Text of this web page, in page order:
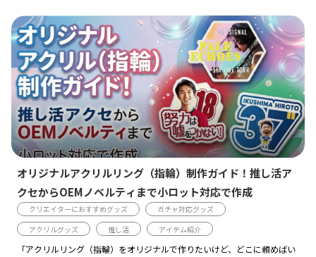
オリジナルアクリルリング（指輪）制作ガイド！推し活ア
クセからOEMノベルティまで小ロット対応で作成
クリエイターにおすすめグッズ
ガチャ対応グッズ
アクリルグッズ
推し活 アイテム紹介
「アクリルリング（指輪）をオリジナルで作りたいけど、どこに頼めばい